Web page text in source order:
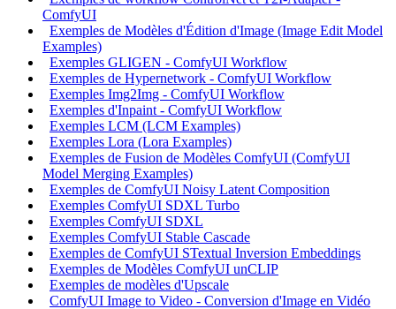
ComfyUI
Exemples de Modèles d'Édition d'Image (Image Edit Model
Examples)
Exemples GLIGEN - ComfyUI Workflow
Exemples de Hypernetwork - ComfyUI Workflow
Exemples Img2Img - ComfyUI Workflow
Exemples d'Inpaint - ComfyUI Workflow
Exemples LCM (LCM Examples)
Exemples Lora (Lora Examples)
Exemples de Fusion de Modèles ComfyUI (ComfyUI
Model Merging Examples)
Exemples de ComfyUI Noisy Latent Composition
Exemples ComfyUI SDXL Turbo
Exemples ComfyUI SDXL
Exemples ComfyUI Stable Cascade
Exemples de ComfyUI STextual Inversion Embeddings
Exemples de Modèles ComfyUI unCLIP
Exemples de modèles d'Upscale
ComfyUI Image to Video - Conversion d'Image en Vidéo